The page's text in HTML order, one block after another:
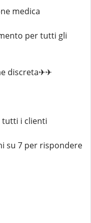
medica
per tutti gli
discreta✈✈
tutti i clienti
su 7 per rispondere